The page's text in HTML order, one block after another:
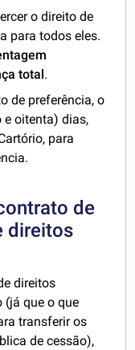
o direito de
para todos eles.
total .
de preferência, o
e oitenta) dias,
para
de
direitos
direitos
(já que o que
transferir os
de cessão),